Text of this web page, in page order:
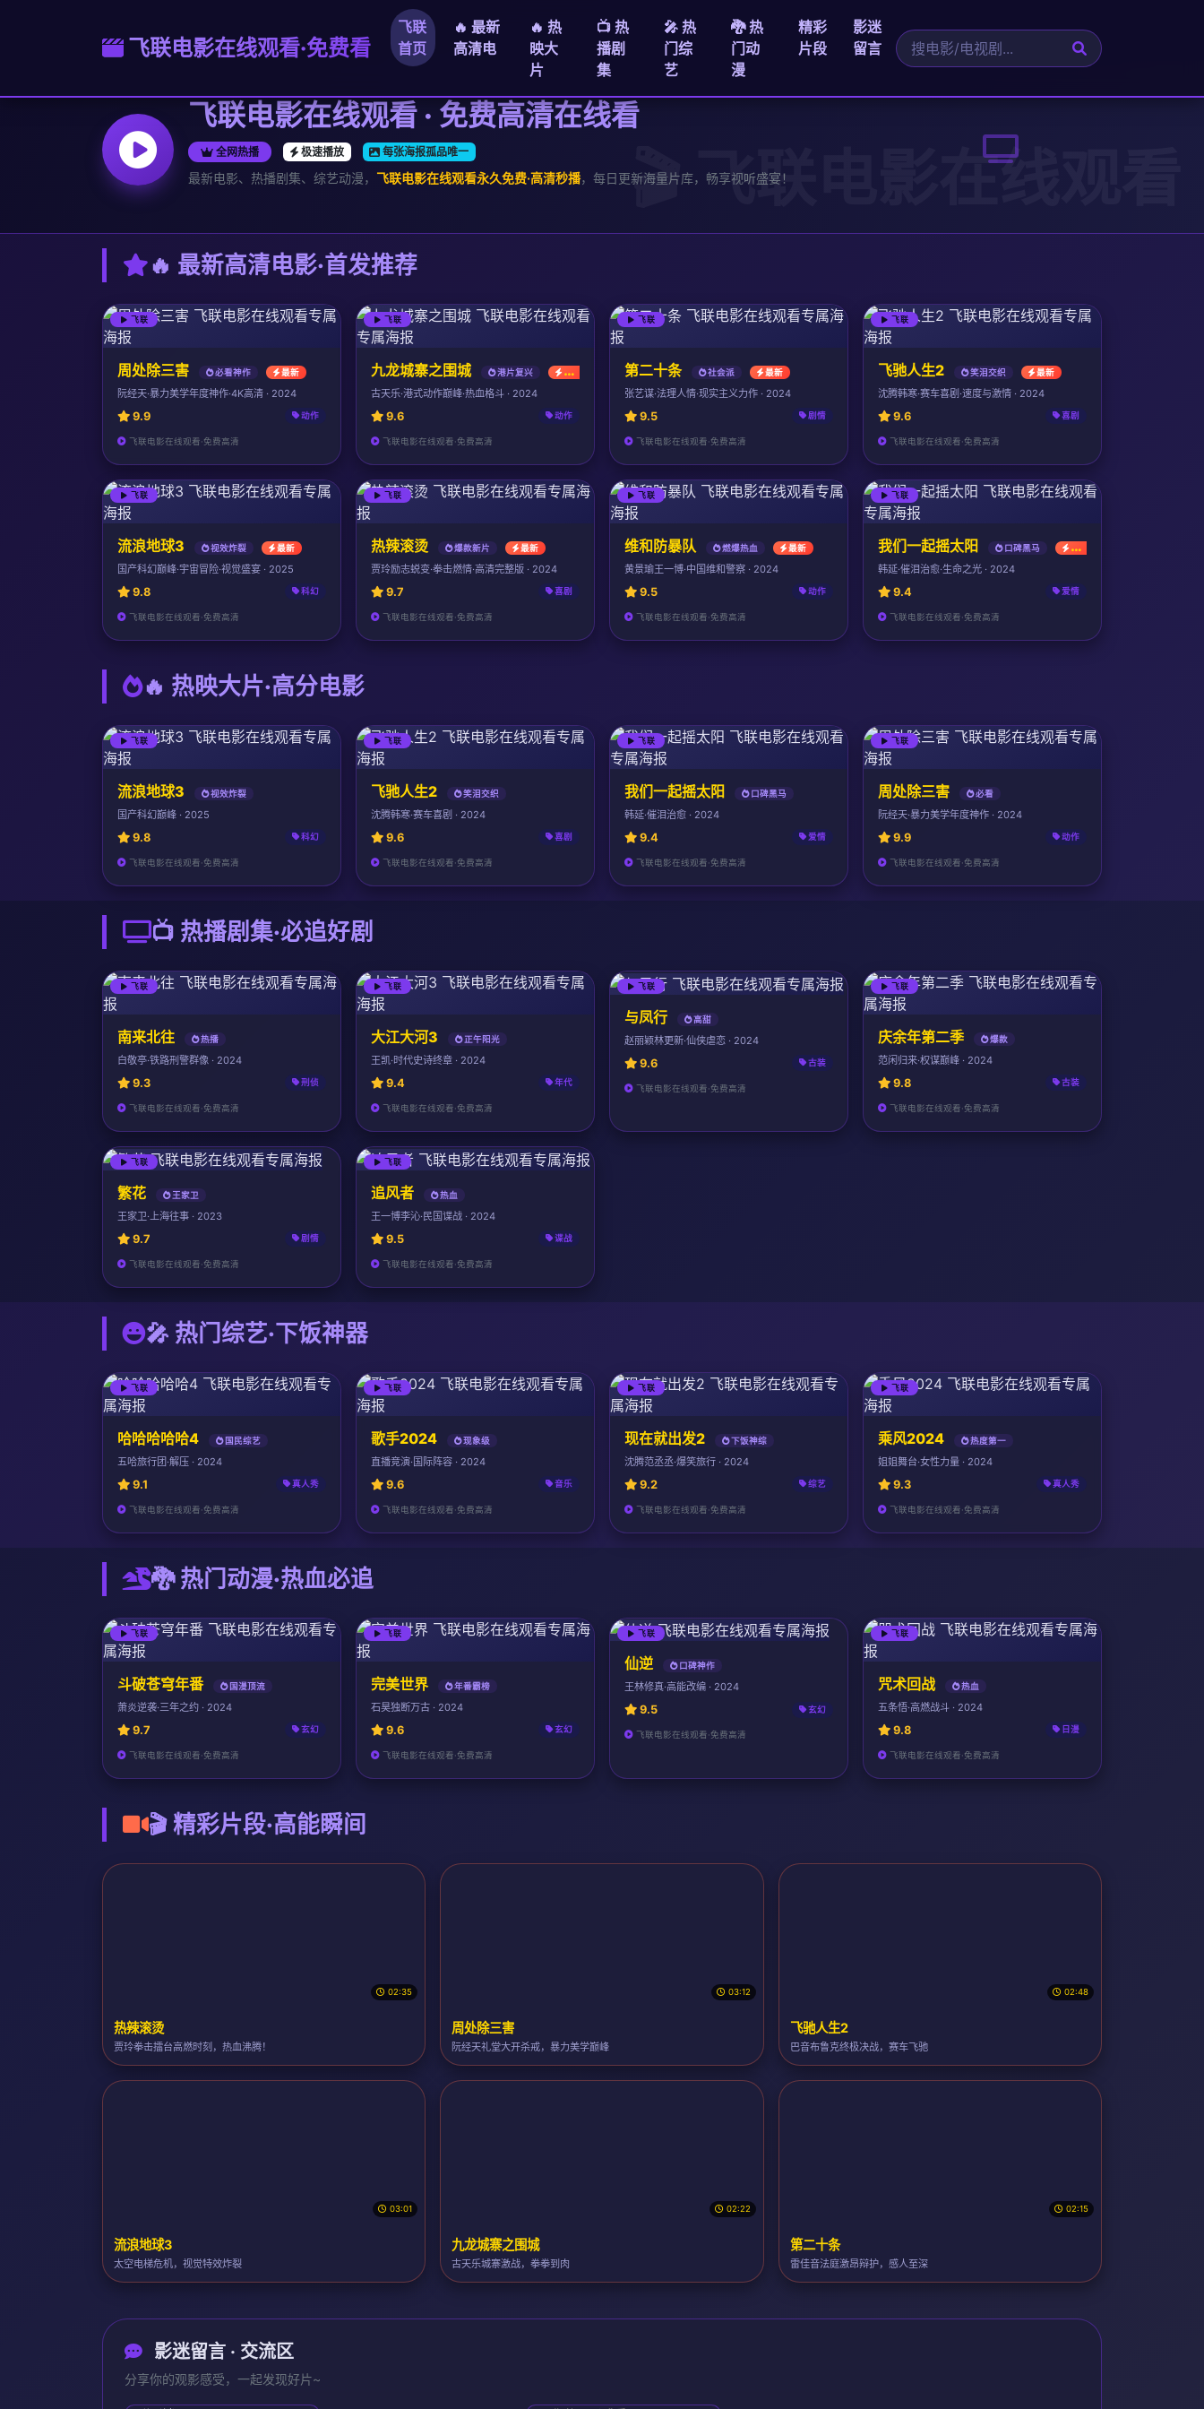
飞联电影在线观看·免费看
飞联
首页
🔥 最新
高清电
🔥 热
映大
片
📺 热
播剧
集
🎤 热
门综
艺
🐉 热
门动
漫
精彩
片段
影迷
留言
飞联电影在线观看 · 免费高清在线看
全网热播 极速播放 每张海报孤品唯一
最新电影、热播剧集、综艺动漫， 飞联电影在线观看永久免费·高清秒播，每日更新海量片库，畅享视听盛宴！
🔥 最新高清电影·首发推荐
飞联
周处除三害 必看神作 最新
阮经天·暴力美学年度神作·4K高清 · 2024
9.9 动作
飞联电影在线观看·免费高清
飞联
九龙城寨之围城 港片复兴
古天乐·港式动作巅峰·热血格斗 · 2024
9.6 动作
飞联电影在线观看·免费高清
飞联
第二十条 社会派 最新
张艺谋·法理人情·现实主义力作 · 2024
9.5 剧情
飞联电影在线观看·免费高清
飞联
飞驰人生2 笑泪交织 最新
沈腾韩寒·赛车喜剧·速度与激情 · 2024
9.6 喜剧
飞联电影在线观看·免费高清
飞联
流浪地球3 视效炸裂 最新
国产科幻巅峰·宇宙冒险·视觉盛宴 · 2025
9.8 科幻
飞联电影在线观看·免费高清
飞联
热辣滚烫 爆款新片 最新
贾玲励志蜕变·拳击燃情·高清完整版 · 2024
9.7 喜剧
飞联电影在线观看·免费高清
飞联
维和防暴队 燃爆热血 最新
黄景瑜王一博·中国维和警察 · 2024
9.5 动作
飞联电影在线观看·免费高清
飞联
我们一起摇太阳 口碑黑马
韩延·催泪治愈·生命之光 · 2024
9.4 爱情
飞联电影在线观看·免费高清
🔥 热映大片·高分电影
飞联
流浪地球3 视效炸裂
国产科幻巅峰 · 2025
9.8 科幻
飞联电影在线观看·免费高清
飞联
飞驰人生2 笑泪交织
沈腾韩寒·赛车喜剧 · 2024
9.6 喜剧
飞联电影在线观看·免费高清
飞联
我们一起摇太阳 口碑黑马
韩延·催泪治愈 · 2024
9.4 爱情
飞联电影在线观看·免费高清
飞联
周处除三害 必看
阮经天·暴力美学年度神作 · 2024
9.9 动作
飞联电影在线观看·免费高清
📺 热播剧集·必追好剧
飞联
南来北往 热播
白敬亭·铁路刑警群像 · 2024
9.3 刑侦
飞联电影在线观看·免费高清
飞联
大江大河3 正午阳光
王凯·时代史诗终章 · 2024
9.4 年代
飞联电影在线观看·免费高清
飞联
与凤行 高甜
赵丽颖林更新·仙侠虐恋 · 2024
9.6 古装
飞联电影在线观看·免费高清
飞联
庆余年第二季 爆款
范闲归来·权谋巅峰 · 2024
9.8 古装
飞联电影在线观看·免费高清
飞联
繁花 王家卫
王家卫·上海往事 · 2023
9.7 剧情
飞联电影在线观看·免费高清
飞联
追风者 热血
王一博李沁·民国谍战 · 2024
9.5 谍战
飞联电影在线观看·免费高清
🎤 热门综艺·下饭神器
飞联
哈哈哈哈哈4 国民综艺
五哈旅行团·解压 · 2024
9.1 真人秀
飞联电影在线观看·免费高清
飞联
歌手2024 现象级
直播竞演·国际阵容 · 2024
9.6 音乐
飞联电影在线观看·免费高清
飞联
现在就出发2 下饭神综
沈腾范丞丞·爆笑旅行 · 2024
9.2 综艺
飞联电影在线观看·免费高清
飞联
乘风2024 热度第一
姐姐舞台·女性力量 · 2024
9.3 真人秀
飞联电影在线观看·免费高清
🐉 热门动漫·热血必追
飞联
斗破苍穹年番 国漫顶流
萧炎逆袭·三年之约 · 2024
9.7 玄幻
飞联电影在线观看·免费高清
飞联
完美世界 年番霸榜
石昊独断万古 · 2024
9.6 玄幻
飞联电影在线观看·免费高清
飞联
仙逆 口碑神作
王林修真·高能改编 · 2024
9.5 玄幻
飞联电影在线观看·免费高清
飞联
咒术回战 热血
五条悟·高燃战斗 · 2024
9.8 日漫
飞联电影在线观看·免费高清
🎬 精彩片段·高能瞬间
02:35
热辣滚烫
贾玲拳击擂台高燃时刻，热血沸腾！
03:12
周处除三害
阮经天礼堂大开杀戒，暴力美学巅峰
02:48
飞驰人生2
巴音布鲁克终极决战，赛车飞驰
03:01
流浪地球3
太空电梯危机，视觉特效炸裂
02:22
九龙城寨之围城
古天乐城寨激战，拳拳到肉
02:15
第二十条
雷佳音法庭激昂辩护，感人至深
影迷留言 · 交流区
分享你的观影感受，一起发现好片~